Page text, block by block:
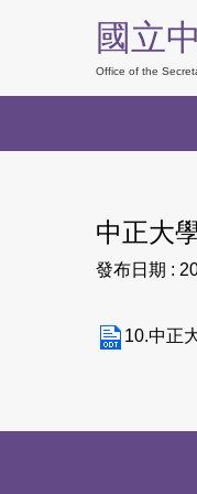
要
容
國立
Office of the
中正大
發布日期 :
10.中正